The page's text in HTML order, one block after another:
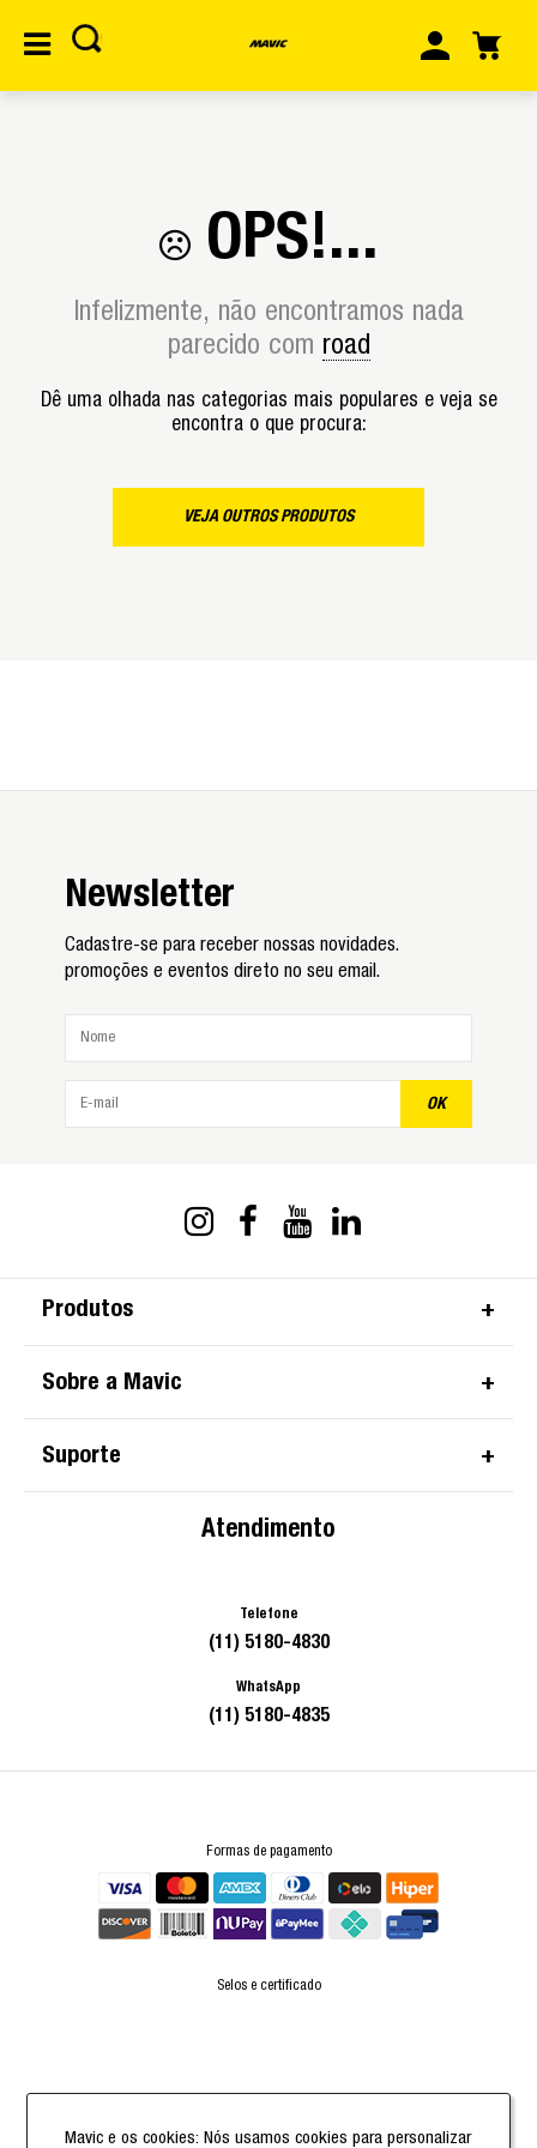
OPS!...
Infelizmente, não encontramos nada
parecido com road
Dê uma olhada nas categorias mais populares e veja se
encontra o que procura:
VEJA OUTROS PRODUTOS
Newsletter
Cadastre-se para receber nossas novidades.
promoções e eventos direto no seu email.
OK
Produtos
Sobre a Mavic
Suporte
Atendimento
Telefone
(11) 5180-4830
WhatsApp
(11) 5180-4835
Formas de pagamento
Selos e certificado
Mavic e os cookies: Nós usamos cookies para personalizar